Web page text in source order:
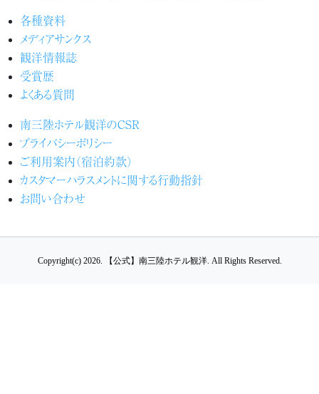
各種資料
メディアサンクス
観洋情報誌
受賞歴
よくある質問
南三陸ホテル観洋のCSR
プライバシーポリシー
ご利用案内（宿泊約款）
カスタマーハラスメントに関する行動指針
お問い合わせ
Copyright(c) 2026. 【公式】南三陸ホテル観洋. All Rights Reserved.